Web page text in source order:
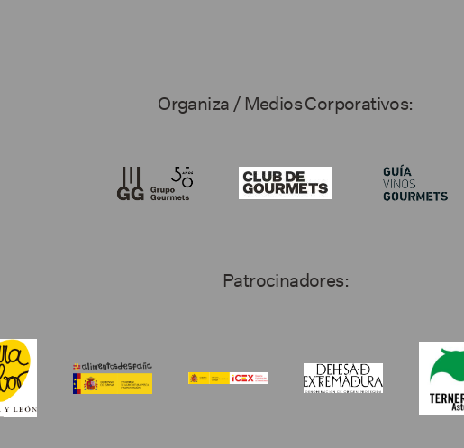
Organiza / Medios Corporativos:
Patrocinadores: